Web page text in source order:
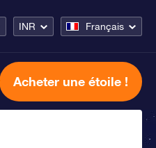
INR Français
Acheter une étoile !